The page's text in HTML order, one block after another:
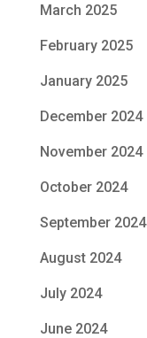
March 2025
February 2025
January 2025
December 2024
November 2024
October 2024
September 2024
August 2024
July 2024
June 2024